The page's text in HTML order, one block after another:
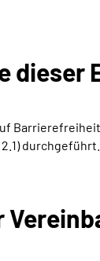
dieser
2.1)